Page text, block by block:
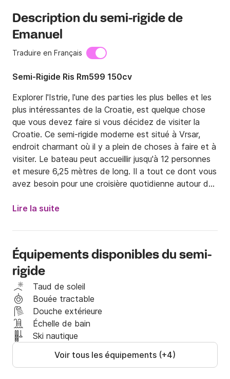
Description du semi-rigide de
Emanuel
Traduire en Français
Semi-Rigide Ris Rm599 150cv
Explorer l'Istrie, l'une des parties les plus belles et les
plus intéressantes de la Croatie, est quelque chose
que vous devez faire si vous décidez de visiter la
Croatie. Ce semi-rigide moderne est situé à Vrsar,
endroit charmant où il y a plein de choses à faire et à
visiter. Le bateau peut accueillir jusqu'à 12 personnes
et mesure 6,25 mètres de long. Il a tout ce dont vous
avez besoin pour une croisière quotidienne autour de
vous protéger du soleil et à l'avant, vous trouverez un
l'environnement qui vous entoure. Si vous êtes des
marins amateurs ou plus expérimentés et en fonction
de votre niveau de compétence et de la possession
d'une licence valide, vous pouvez décider de naviguer
vous-même sur le semi-rigide ou de laisser l'un de nos
skippers professionnels vous emmener pour des
vacances de rêve. Le prix du skipper pour la demi-
journée est de 50 euros et pour la journée entière de
100 euros.
Si vous voulez explorer le Vrsar, nous vous suggérons
de visiter deux belles plages "saint Andrija" et "Lim"
Lire la suite
Équipements disponibles du semi-
rigide
Taud de soleil
Bouée tractable
Douche extérieure
Échelle de bain
Ski nautique
Voir tous les équipements (+4)